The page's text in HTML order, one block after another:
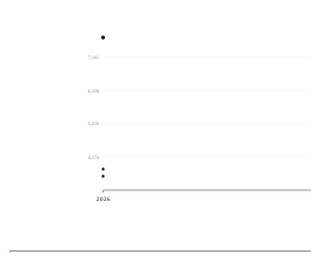
4,274
5,216
6,159
7,101
2026